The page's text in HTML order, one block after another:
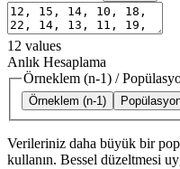
12 values
Anlık Hesaplama
Örneklem (n-1) /
Örneklem (n-1)
Verileriniz daha büyük bir
kullanın. Bessel düzeltmesi